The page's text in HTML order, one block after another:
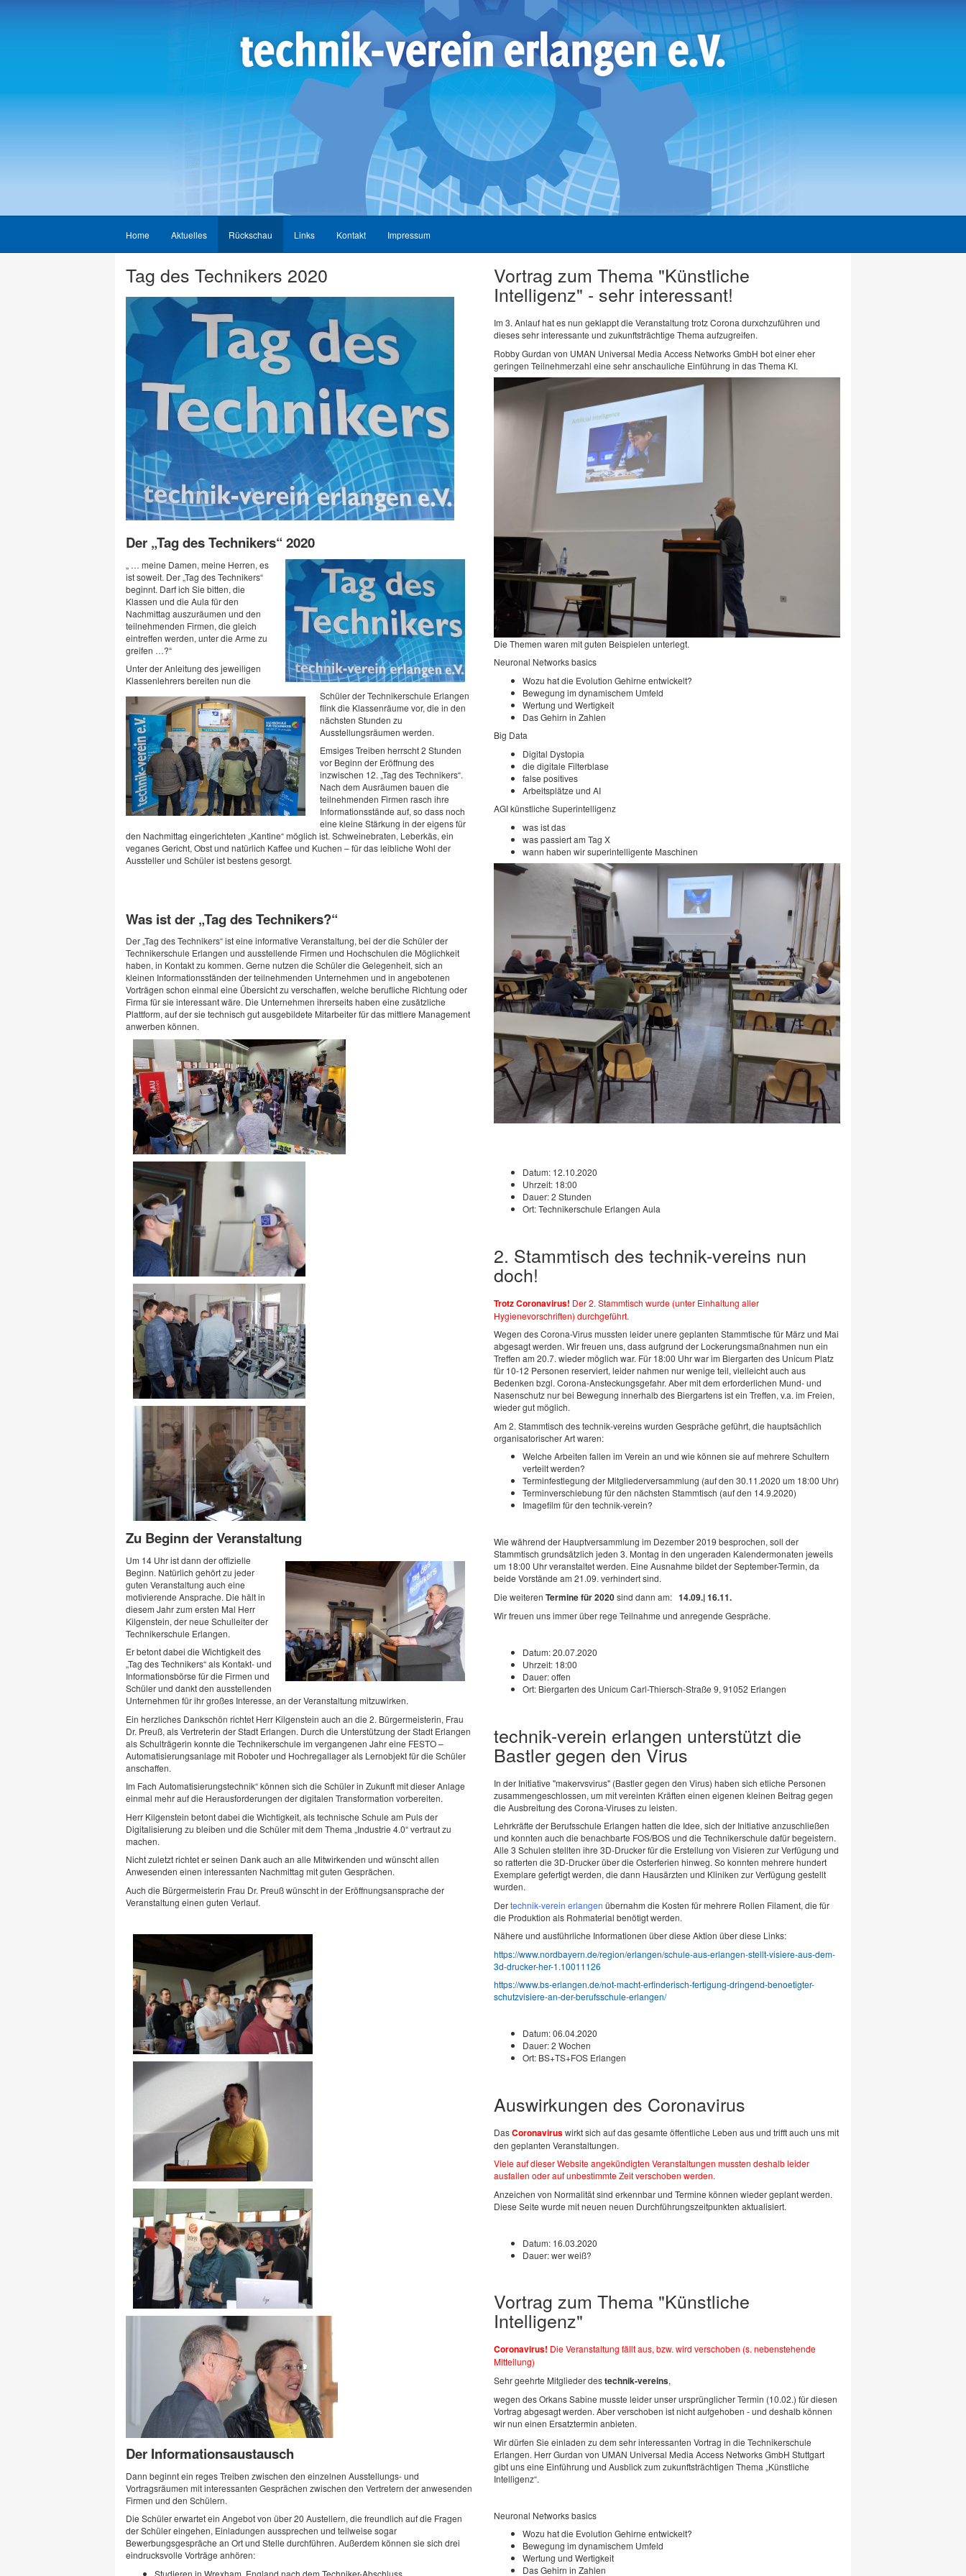
Home Aktuelles Rückschau Links Kontakt Impressum
Tag des Technikers 2020
Der „Tag des Technikers“ 2020
„ … meine Damen, meine Herren, es
ist soweit. Der „Tag des Technikers“
beginnt. Darf ich Sie bitten, die
Klassen und die Aula für den
Nachmittag auszuräumen und den
teilnehmenden Firmen, die gleich
eintreffen werden, unter die Arme zu
greifen …?“
Unter der Anleitung des jeweiligen
Klassenlehrers bereiten nun die
Schüler der Technikerschule Erlangen
flink die Klassenräume vor, die in den
nächsten Stunden zu
Ausstellungsräumen werden.
Emsiges Treiben herrscht 2 Stunden
vor Beginn der Eröffnung des
inzwischen 12. „Tag des Technikers“.
Nach dem Ausräumen bauen die
teilnehmenden Firmen rasch ihre
Informationsstände auf, so dass noch
eine kleine Stärkung in der eigens für
den Nachmittag eingerichteten „Kantine“ möglich ist. Schweinebraten, Leberkäs, ein
veganes Gericht, Obst und natürlich Kaffee und Kuchen – für das leibliche Wohl der
Aussteller und Schüler ist bestens gesorgt.
Was ist der „Tag des Technikers?“
Der „Tag des Technikers“ ist eine informative Veranstaltung, bei der die Schüler der
Technikerschule Erlangen und ausstellende Firmen und Hochschulen die Möglichkeit
haben, in Kontakt zu kommen. Gerne nutzen die Schüler die Gelegenheit, sich an
kleinen Informationsständen der teilnehmenden Unternehmen und in angebotenen
Vorträgen schon einmal eine Übersicht zu verschaffen, welche berufliche Richtung oder
Firma für sie interessant wäre. Die Unternehmen ihrerseits haben eine zusätzliche
Plattform, auf der sie technisch gut ausgebildete Mitarbeiter für das mittlere Management
anwerben können.
Zu Beginn der Veranstaltung
Um 14 Uhr ist dann der offizielle
Beginn. Natürlich gehört zu jeder
guten Veranstaltung auch eine
motivierende Ansprache. Die hält in
diesem Jahr zum ersten Mal Herr
Kilgenstein, der neue Schulleiter der
Technikerschule Erlangen.
Er betont dabei die Wichtigkeit des
„Tag des Technikers“ als Kontakt- und
Informationsbörse für die Firmen und
Schüler und dankt den ausstellenden
Unternehmen für ihr großes Interesse, an der Veranstaltung mitzuwirken.
Ein herzliches Dankschön richtet Herr Kilgenstein auch an die 2. Bürgermeisterin, Frau
Dr. Preuß, als Vertreterin der Stadt Erlangen. Durch die Unterstützung der Stadt Erlangen
als Schulträgerin konnte die Technikerschule im vergangenen Jahr eine FESTO –
Automatisierungsanlage mit Roboter und Hochregallager als Lernobjekt für die Schüler
anschaffen.
Im Fach Automatisierungstechnik“ können sich die Schüler in Zukunft mit dieser Anlage
einmal mehr auf die Herausforderungen der digitalen Transformation vorbereiten.
Herr Kilgenstein betont dabei die Wichtigkeit, als technische Schule am Puls der
Digitalisierung zu bleiben und die Schüler mit dem Thema „Industrie 4.0“ vertraut zu
machen.
Nicht zuletzt richtet er seinen Dank auch an alle Mitwirkenden und wünscht allen
Anwesenden einen interessanten Nachmittag mit guten Gesprächen.
Auch die Bürgermeisterin Frau Dr. Preuß wünscht in der Eröffnungsansprache der
Veranstaltung einen guten Verlauf.
Der Informationsaustausch
Dann beginnt ein reges Treiben zwischen den einzelnen Ausstellungs- und
Vortragsräumen mit interessanten Gesprächen zwischen den Vertretern der anwesenden
Firmen und den Schülern.
Die Schüler erwartet ein Angebot von über 20 Austellern, die freundlich auf die Fragen
der Schüler eingehen, Einladungen aussprechen und teilweise sogar
Bewerbungsgespräche an Ort und Stelle durchführen. Außerdem können sie sich drei
eindrucksvolle Vorträge anhören:
Studieren in Wrexham, England nach dem Techniker-Abschluss
Vortrag zum Thema "Künstliche
Intelligenz" - sehr interessant!
Im 3. Anlauf hat es nun geklappt die Veranstaltung trotz Corona durxchzuführen und
dieses sehr interessante und zukunftsträchtige Thema aufzugreifen.
Robby Gurdan von UMAN Universal Media Access Networks GmbH bot einer eher
geringen Teilnehmerzahl eine sehr anschauliche Einführung in das Thema KI.
Die Themen waren mit guten Beispielen unterlegt.
Neuronal Networks basics
Wozu hat die Evolution Gehirne entwickelt?
Bewegung im dynamischem Umfeld
Wertung und Wertigkeit
Das Gehirn in Zahlen
Big Data
Digital Dystopia
die digitale Filterblase
false positives
Arbeitsplätze und AI
AGI künstliche Superintelligenz
was ist das
was passiert am Tag X
wann haben wir superintelligente Maschinen
Datum: 12.10.2020
Uhrzeit: 18:00
Dauer:2 Stunden
Ort:Technikerschule Erlangen Aula
2. Stammtisch des technik-vereins nun
doch!
Trotz Coronavirus! Der 2. Stammtisch wurde (unter Einhaltung aller
Hygienevorschriften) durchgeführt.
Wegen des Corona-Virus mussten leider unere geplanten Stammtische für März und Mai
abgesagt werden. Wir freuen uns, dass aufgrund der Lockerungsmaßnahmen nun ein
Treffen am 20.7. wieder möglich war. Für 18:00 Uhr war im Biergarten des Unicum Platz
für 10-12 Personen reserviert, leider nahmen nur wenige teil, vielleicht auch aus
Bedenken bzgl. Corona-Ansteckungsgefahr. Aber mit dem erforderlichen Mund- und
Nasenschutz nur bei Bewegung innerhalb des Biergartens ist ein Treffen, v.a. im Freien,
wieder gut möglich.
Am 2. Stammtisch des technik-vereins wurden Gespräche geführt, die hauptsächlich
organisatorischer Art waren:
Welche Arbeiten fallen im Verein an und wie können sie auf mehrere Schultern
verteilt werden?
Terminfestlegung der Mitgliederversammlung (auf den 30.11.2020 um 18:00 Uhr)
Terminverschiebung für den nächsten Stammtisch (auf den 14.9.2020)
Imagefilm für den technik-verein?
Wie während der Hauptversammlung im Dezember 2019 besprochen, soll der
Stammtisch grundsätzlich jeden 3. Montag in den ungeraden Kalendermonaten jeweils
um 18:00 Uhr veranstaltet werden. Eine Ausnahme bildet der September-Termin, da
beide Vorstände am 21.09. verhindert sind.
Die weiteren Termine für 2020sind dann am: 14.09.| 16.11.
Wir freuen uns immer über rege Teilnahme und anregende Gespräche.
Datum:20.07.2020
Uhrzeit: 18:00
Dauer:offen
Ort: Biergarten des Unicum Carl-Thiersch-Straße 9, 91052 Erlangen
technik-verein erlangen unterstützt die
Bastler gegen den Virus
In der Initiative "makervsvirus" (Bastler gegen den Virus) haben sich etliche Personen
zusammengeschlossen, um mit vereinten Kräften einen eigenen kleinen Beitrag gegen
die Ausbreitung des Corona-Viruses zu leisten.
Lehrkräfte der Berufsschule Erlangen hatten die Idee, sich der Initiative anzuschließen
und konnten auch die benachbarte FOS/BOS und die Technikerschule dafür begeistern.
Alle 3 Schulen stellten ihre 3D-Drucker für die Erstellung von Visieren zur Verfügung und
so ratterten die 3D-Drucker über die Osterferien hinweg. So konnten mehrere hundert
Exemplare gefertigt werden, die dann Hausärzten und Kliniken zur Verfügung gestellt
wurden.
Dertechnik-verein erlangen übernahm die Kosten für mehrere Rollen Filament, die für
die Produktion als Rohmaterial benötigt werden.
Nähere und ausführliche Informationen über diese Aktion über diese Links:
https://www.nordbayern.de/region/erlangen/schule-aus-erlangen-stellt-visiere-aus-dem-
3d-drucker-her-1.10011126
https://www.bs-erlangen.de/not-macht-erfinderisch-fertigung-dringend-benoetigter-
schutzvisiere-an-der-berufsschule-erlangen/
Datum:06.04.2020
Dauer:2 Wochen
Ort: BS+TS+FOS Erlangen
Auswirkungen des Coronavirus
DasCoronaviruswirkt sich auf das gesamte öffentliche Leben aus und trifft auch uns mit
den geplanten Veranstaltungen.
Viele auf dieser Website angekündigten Veranstaltungen mussten deshalb leider
ausfallen oder auf unbestimmte Zeit verschoben werden.
Anzeichen von Normalität sind erkennbar und Termine können wieder geplant werden.
Diese Seite wurde mit neuen neuen Durchführungszeitpunkten aktualisiert.
Datum: 16.03.2020
Dauer:wer weiß?
Vortrag zum Thema "Künstliche
Intelligenz"
Coronavirus! Die Veranstaltung fällt aus, bzw. wird verschoben (s. nebenstehende
Mitteilung)
Sehr geehrte Mitglieder destechnik-vereins,
wegen des Orkans Sabine musste leider unser ursprünglicher Termin (10.02.) für diesen
Vortrag abgesagt werden. Aber verschoben ist nicht aufgehoben - und deshalb können
wir nun einen Ersatztermin anbieten.
Wir dürfen Sie einladen zu dem sehr interessanten Vortrag in die Technikerschule
Erlangen. Herr Gurdan von UMAN Universal Media Access Networks GmbH Stuttgart
gibt uns eine Einführung und Ausblick zum zukunftsträchtigen Thema „Künstliche
Intelligenz“.
Neuronal Networks basics
Wozu hat die Evolution Gehirne entwickelt?
Bewegung im dynamischem Umfeld
Wertung und Wertigkeit
Das Gehirn in Zahlen